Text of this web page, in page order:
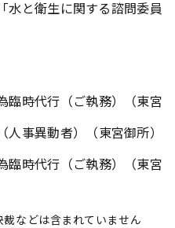
水と衛生に関する諮問委員
臨時代行（ご執務）（東宮
人事異動者）（東宮御所）
臨時代行（ご執務）（東宮
などは含まれていません